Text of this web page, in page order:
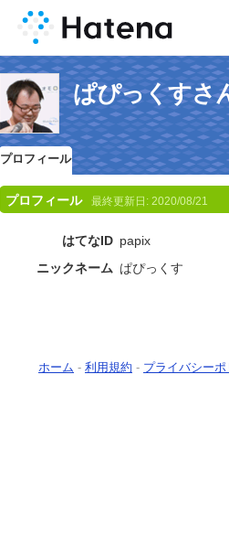
ぱぴっくすさ
プロフィール
プロフィール 最終更新日: 2020/08/21
はてなID papix
ニックネーム ぱぴっくす
ホーム - 利用規約 - プライバシーポ